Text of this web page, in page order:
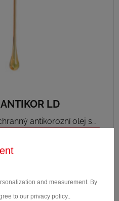
and measurement. By
to our privacy policy..
LD
antikorozní olej s